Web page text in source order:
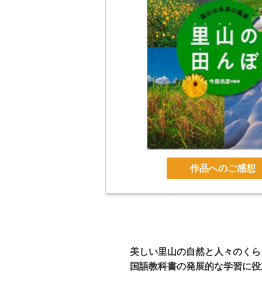
作品へのご感想
美しい里山の自然と人々のく
国語教科書の発展的な学習に